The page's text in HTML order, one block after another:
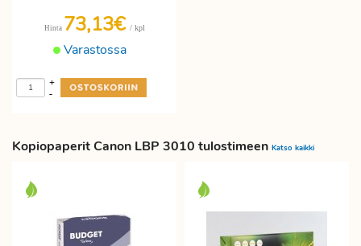
Varastossa
Hinta 73,13€ / kpl
-
+
Kopiopaperit Canon LBP 3010 tulostimeen Katso kaikki